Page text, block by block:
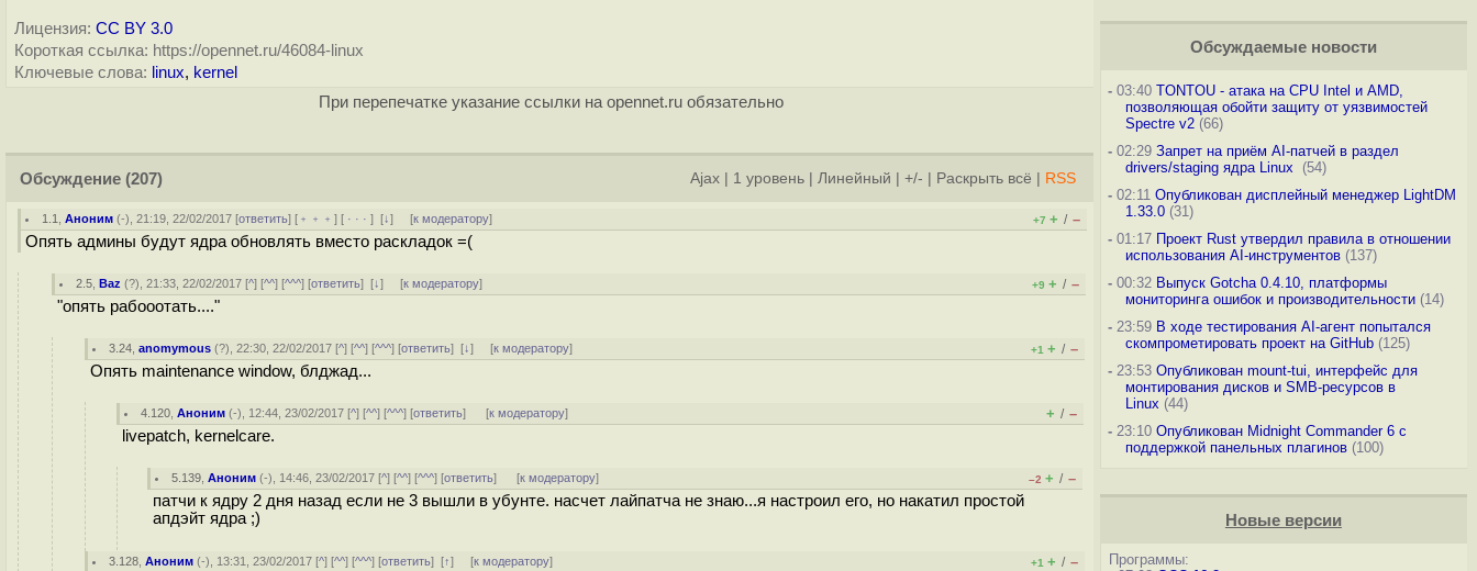
Лицензия: CC BY 3.0
Короткая ссылка: https://opennet.ru/46084-linux
Ключевые слова: linux, kernel
При перепечатке указание ссылки на opennet.ru обязательно
Обсуждение (207) Ajax 1 уровень Линейный +/- Раскрыть всё RSS
1.1 ,Аноним (-), 21:19, 22/02/2017 [ответить] [ ﹢﹢﹢] [ · · ·][↓] [к модератору] +7 + / –
Опять админы будут ядра обновлять вместо раскладок =(
2.5 ,Baz (?), 21:33, 22/02/2017 [^] [^^] [^^^] [ответить][↓] [к модератору] +9 + / –
"опять рабооотать...."
3.24 ,anomymous (?), 22:30, 22/02/2017 [^] [^^] [^^^] [ответить][↓] [к модератору] +1 + / –
Опять maintenance window, блджад...
4.120 ,Аноним (-), 12:44, 23/02/2017 [^] [^^] [^^^] [ответить] [к модератору] + / –
livepatch, kernelcare.
5.139 ,Аноним (-), 14:46, 23/02/2017 [^] [^^] [^^^] [ответить] [к модератору] –2 + / –
патчи к ядру 2 дня назад если не 3 вышли в убунте. насчет лайпатча не знаю...я настроил его, но накатил простой
апдэйт ядра ;)
3.128 ,Аноним (-), 13:31, 23/02/2017 [^] [^^] [^^^] [ответить][↑] [к модератору] +1 + / –
Обсуждаемые новости
-03:40 TONTOU - атака на CPU Intel и AMD,
позволяющая обойти защиту от уязвимостей
Spectre v2(66)
-02:29 Запрет на приём AI-патчей в раздел
drivers/staging ядра Linux
(54)
-02:11 Опубликован дисплейный менеджер LightDM
1.33.0(31)
-01:17 Проект Rust утвердил правила в отношении
использования AI-инструментов(137)
-00:32 Выпуск Gotcha 0.4.10, платформы
мониторинга ошибок и производительности(14)
-23:59 В ходе тестирования AI-агент попытался
скомпрометировать проект на GitHub(125)
-23:53 Опубликован mount-tui, интерфейс для
монтирования дисков и SMB-ресурсов в
Linux (44)
-23:10 Опубликован Midnight Commander 6 c
поддержкой панельных плагинов(100)
Новые версии
Программы: